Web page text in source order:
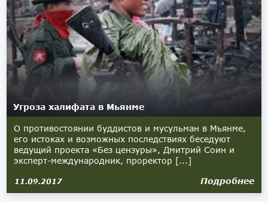
Угроза халифата в Мьянме
О противостоянии буддистов и мусульман в Мьянме,
его истоках и возможных последствиях беседуют
ведущий проекта «Без цензуры», Дмитрий Соин и
эксперт-международник, проректор [...]
11.09.2017 Подробнее